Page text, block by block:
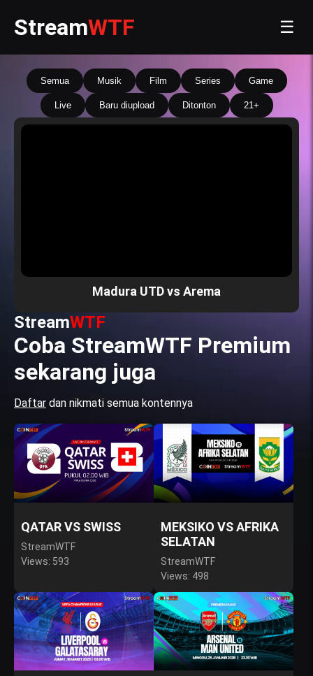
StreamWTF ☰
Semua Musik Film Series Game
Live Baru diupload Ditonton 21+
Madura UTD vs Arema
StreamWTF
Coba StreamWTF Premium
sekarang juga
Daftar dan nikmati semua kontennya
QATAR VS SWISS
StreamWTF
Views: 593
MEKSIKO VS AFRIKA
SELATAN
StreamWTF
Views: 498